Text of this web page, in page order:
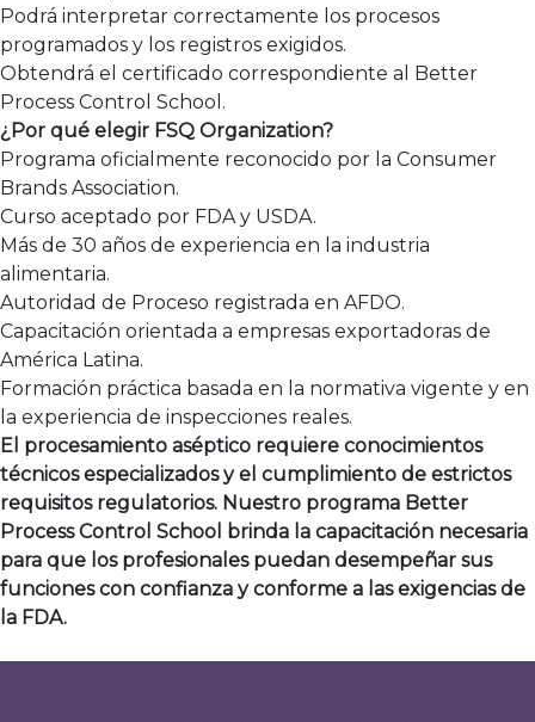
Podrá interpretar correctamente los procesos
programados y los registros exigidos.
Obtendrá el certificado correspondiente al Better
Process Control School.
¿Por qué elegir FSQ Organization?
Programa oficialmente reconocido por la Consumer
Brands Association.
Curso aceptado por FDA y USDA.
Más de 30 años de experiencia en la industria
alimentaria.
Autoridad de Proceso registrada en AFDO.
Capacitación orientada a empresas exportadoras de
América Latina.
Formación práctica basada en la normativa vigente y en
la experiencia de inspecciones reales.
El procesamiento aséptico requiere conocimientos
técnicos especializados y el cumplimiento de estrictos
requisitos regulatorios. Nuestro programa Better
Process Control School brinda la capacitación necesaria
para que los profesionales puedan desempeñar sus
funciones con confianza y conforme a las exigencias de
la FDA.